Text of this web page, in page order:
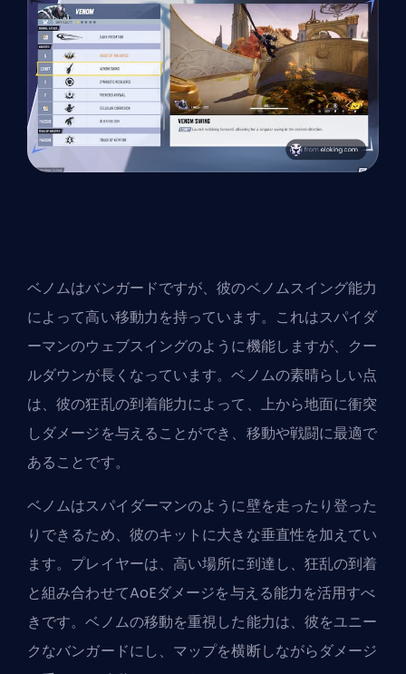
ベノムはバンガードですが、彼のベノムスイング能力
によって高い移動力を持っています。これはスパイダ
ーマンのウェブスイングのように機能しますが、クー
ルダウンが長くなっています。ベノムの素晴らしい点
は、彼の狂乱の到着能力によって、上から地面に衝突
しダメージを与えることができ、移動や戦闘に最適で
あることです。
ベノムはスパイダーマンのように壁を走ったり登った
りできるため、彼のキットに大きな垂直性を加えてい
ます。プレイヤーは、高い場所に到達し、狂乱の到着
と組み合わせてAoEダメージを与える能力を活用すべ
きです。ベノムの移動を重視した能力は、彼をユニー
クなバンガードにし、マップを横断しながらダメージ